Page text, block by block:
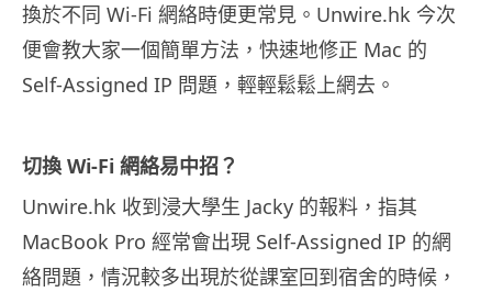
換於不同 Wi-Fi 網絡時便更常見。Unwire.hk 今次
便會教大家一個簡單方法，快速地修正 Mac 的
Self-Assigned IP 問題，輕輕鬆鬆上網去。
切換 Wi-Fi 網絡易中招？
Unwire.hk 收到浸大學生 Jacky 的報料，指其
MacBook Pro 經常會出現 Self-Assigned IP 的網
絡問題，情況較多出現於從課室回到宿舍的時候，